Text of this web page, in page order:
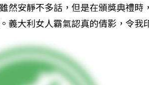
然安靜不多話，但是在頒獎典禮時
義大利女人霸氣認真的倩影，令我